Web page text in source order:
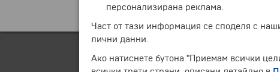
персонализирана реклама.
Част от тази информация се споделя с
лични данни.
Ако натиснете бутона "Приемам всички